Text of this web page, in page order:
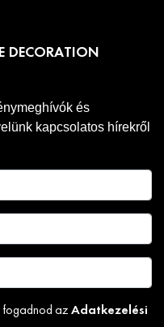
DECORATION
és
kapcsolatos hírekről
fogadnod az Adatkezelési